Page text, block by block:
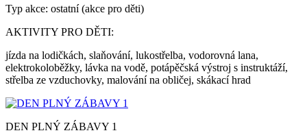
Typ akce: ostatní (akce pro děti)
AKTIVITY PRO DĚTI:
jízda na lodičkách, slaňování, lukostřelba, vodorovná lana,
elektrokoloběžky, lávka na vodě, potápěčská výstroj s instruktáží,
střelba ze vzduchovky, malování na obličej, skákací hrad
DEN PLNÝ ZÁBAVY 1